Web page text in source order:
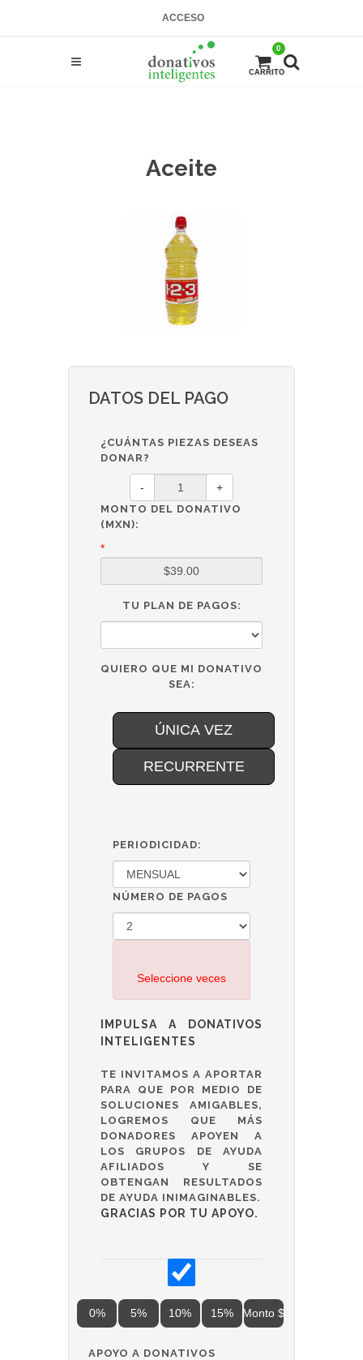
ACCESO
0
CARRITO
Aceite
DATOS DEL PAGO
¿CUÁNTAS PIEZAS DESEAS
DONAR?
- +
MONTO DEL DONATIVO
(MXN):
*
TU PLAN DE PAGOS:
QUIERO QUE MI DONATIVO
SEA:
ÚNICA VEZ
RECURRENTE
PERIODICIDAD:
NÚMERO DE PAGOS
Seleccione veces
IMPULSA A DONATIVOS
INTELIGENTES
TE INVITAMOS A APORTAR
PARA QUE POR MEDIO DE
SOLUCIONES AMIGABLES,
LOGREMOS QUE MÁS
DONADORES APOYEN A
LOS GRUPOS DE AYUDA
AFILIADOS Y SE
OBTENGAN RESULTADOS
DE AYUDA INIMAGINABLES.
GRACIAS POR TU APOYO.
0% 5% 10% 15% Monto $
APOYO A DONATIVOS